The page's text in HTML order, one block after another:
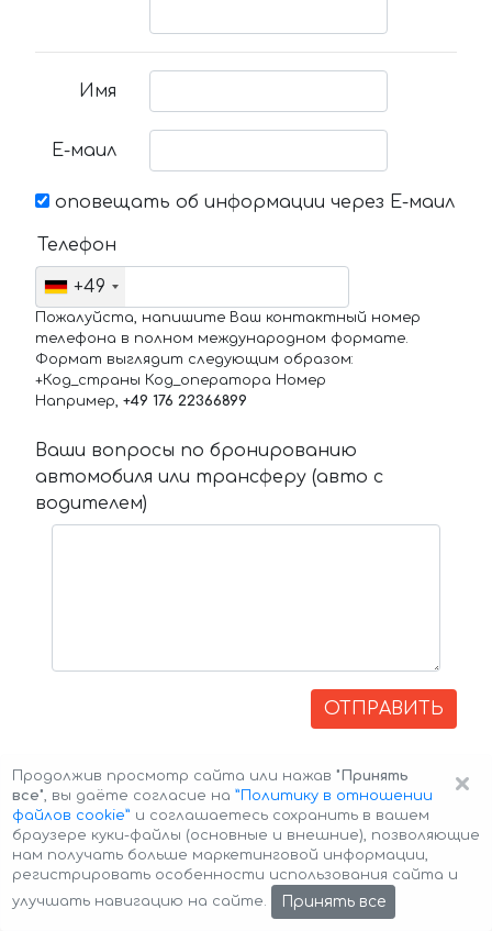
Имя
Е-маил
оповещать об информации через Е-маил
Телефон
+49
Пожалуйста, напишите Ваш контактный номер
телефона в полном международном формате.
Формат выглядит следующим образом:
+Код_страны Код_оператора Номер
Например, +49 176 22366899
Ваши вопросы по бронированию
автомобиля или трансферу (авто с
водителем)
ОТПРАВИТЬ
Авторские права © 2026 Авто-Аренда Cookie Policy
×
Продолжив просмотр сайта или нажав "Принять
все", вы даёте согласие на ”Политику в отношении
файлов cookie” и соглашаетесь сохранить в вашем
браузере куки-файлы (основные и внешние), позволяющие
нам получать больше маркетинговой информации,
регистрировать особенности использования сайта и
улучшать навигацию на сайте.
Принять все